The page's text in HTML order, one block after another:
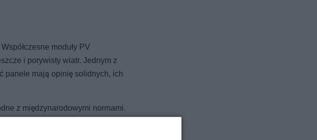
moduły PV
i porywisty wiatr. Jednym z
panele mają opinię solidnych, ich
z międzynarodowymi normami.
dochodzącą do 80
czy konstrukcja wytrzyma serię